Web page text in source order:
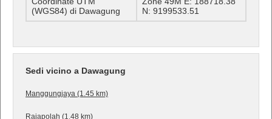
(WGS84) di Dawagung
N: 9199533.51
Sedi vicino a Dawagung
Manggungjaya (1.45 km)
Rajapolah (1.48 km)